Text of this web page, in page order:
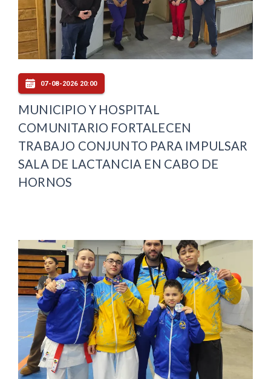
07-08-2026 20:00
MUNICIPIO Y HOSPITAL
COMUNITARIO FORTALECEN
TRABAJO CONJUNTO PARA IMPULSAR
SALA DE LACTANCIA EN CABO DE
HORNOS